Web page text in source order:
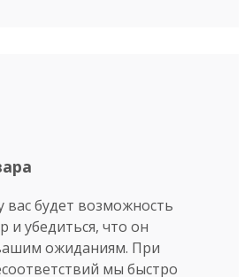
вас будет возможность
и убедиться, что он
ожиданиям. При
мы быстро